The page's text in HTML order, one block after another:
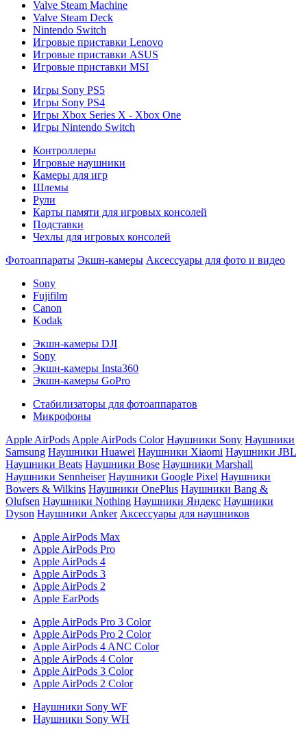
Valve Steam Machine
Valve Steam Deck
Nintendo Switch
Игровые приставки Lenovo
Игровые приставки ASUS
Игровые приставки MSI
Игры Sony PS5
Игры Sony PS4
Игры Xbox Series X - Xbox One
Игры Nintendo Switch
Контроллеры
Игровые наушники
Камеры для игр
Шлемы
Рули
Карты памяти для игровых консолей
Подставки
Чехлы для игровых консолей
Фотоаппараты Экшн-камеры Аксессуары для фото и видео
Sony
Fujifilm
Canon
Kodak
Экшн-камеры DJI
Sony
Экшн-камеры Insta360
Экшн-камеры GoPro
Стабилизаторы для фотоаппаратов
Микрофоны
Apple AirPods Apple AirPods Color Наушники Sony Наушники
Samsung Наушники Huawei Наушники Xiaomi Наушники JBL
Наушники Beats Наушники Bose Наушники Marshall
Наушники Sennheiser Наушники Google Pixel Наушники
Bowers & Wilkins Наушники OnePlus Наушники Bang &
Olufsen Наушники Nothing Наушники Яндекс Наушники
Dyson Наушники Anker Аксессуары для наушников
Apple AirPods Max
Apple AirPods Pro
Apple AirPods 4
Apple AirPods 3
Apple AirPods 2
Apple EarPods
Apple AirPods Pro 3 Color
Apple AirPods Pro 2 Color
Apple AirPods 4 ANC Color
Apple AirPods 4 Color
Apple AirPods 3 Color
Apple AirPods 2 Color
Наушники Sony WF
Наушники Sony WH